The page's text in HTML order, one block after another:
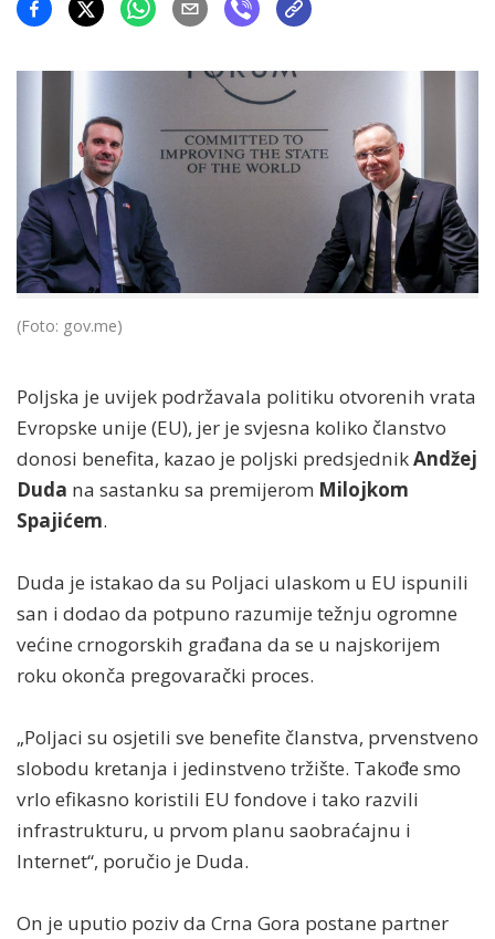
(Foto: gov.me)
Poljska je uvijek podržavala politiku otvorenih vrata
Evropske unije (EU), jer je svjesna koliko članstvo
donosi benefita, kazao je poljski predsjednikAndžej
Duda na sastanku sa premijerom Milojkom
Spajićem.
Duda je istakao da su Poljaci ulaskom u EU ispunili
san i dodao da potpuno razumije težnju ogromne
većine crnogorskih građana da se u najskorijem
roku okonča pregovarački proces.
„Poljaci su osjetili sve benefite članstva, prvenstveno
slobodu kretanja i jedinstveno tržište. Takođe smo
vrlo efikasno koristili EU fondove i tako razvili
infrastrukturu, u prvom planu saobraćajnu i
Internet“, poručio je Duda.
On je uputio poziv da Crna Gora postane partner